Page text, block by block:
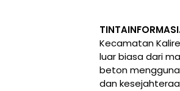
Kecamatan
luar biasa dari
beton
dan